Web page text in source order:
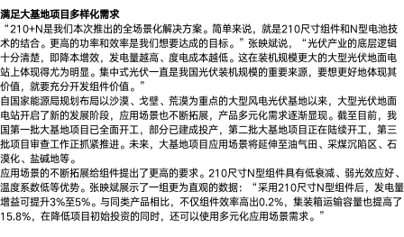
满足大基地项目多样化需求
“210+N是我们本次推出的全场景化解决方案。简单来说，就是210尺寸组件和N型电池技
术的结合。更高的功率和效率是我们想要达成的目标。”张映斌说，“光伏产业的底层逻辑
十分清楚，即降本增效，发电量越高、度电成本越低。这在装机规模更大的大型光伏地面电
站上体现得尤为明显。集中式光伏一直是我国光伏装机规模的重要来源，要想更好地体现其
价值，就要充分开发组件价值。”
自国家能源局规划布局以沙漠、戈壁、荒漠为重点的大型风电光伏基地以来，大型光伏地面
电站开启了新的发展阶段，应用场景也不断拓展，产品多元化需求逐渐显现。截至目前，我
国第一批大基地项目已全面开工，部分已建成投产，第二批大基地项目正在陆续开工，第三
批项目审查工作正抓紧推进。未来，大基地项目应用场景将延伸至油气田、采煤沉陷区、石
漠化、盐碱地等。
应用场景的不断拓展给组件提出了更高的要求。210尺寸N型组件具有低衰减、弱光效应好、
温度系数低等优势。张映斌展示了一组更为直观的数据：“采用210尺寸N型组件后，发电量
增益可提升3%至5%。与同类产品相比，不仅组件效率高出0.2%，集装箱运输容量也提高了
15.8%，在降低项目初始投资的同时，还可以使用多元化应用场景需求。”